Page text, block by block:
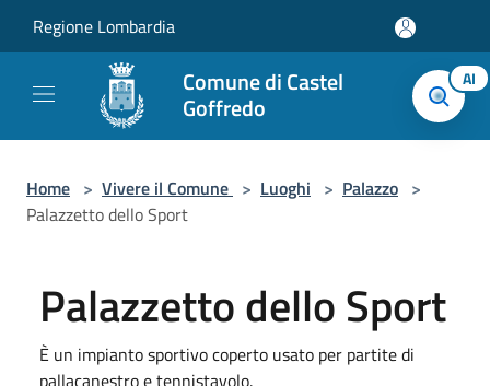
Regione Lombardia
Comune di Castel
Goffredo
AI
Home > Vivere il Comune > Luoghi > Palazzo >
Palazzetto dello Sport
Palazzetto dello Sport
È un impianto sportivo coperto usato per partite di
pallacanestro e tennistavolo.